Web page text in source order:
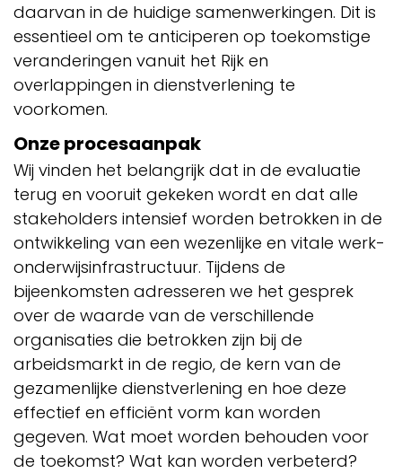
daarvan in de huidige samenwerkingen. Dit is
essentieel om te anticiperen op toekomstige
veranderingen vanuit het Rijk en
overlappingen in dienstverlening te
voorkomen.
Onze procesaanpak
Wij vinden het belangrijk dat in de evaluatie
terug en vooruit gekeken wordt en dat alle
stakeholders intensief worden betrokken in de
ontwikkeling van een wezenlijke en vitale werk-
onderwijsinfrastructuur. Tijdens de
bijeenkomsten adresseren we het gesprek
over de waarde van de verschillende
organisaties die betrokken zijn bij de
arbeidsmarkt in de regio, de kern van de
gezamenlijke dienstverlening en hoe deze
effectief en efficiënt vorm kan worden
gegeven. Wat moet worden behouden voor
de toekomst? Wat kan worden verbeterd?